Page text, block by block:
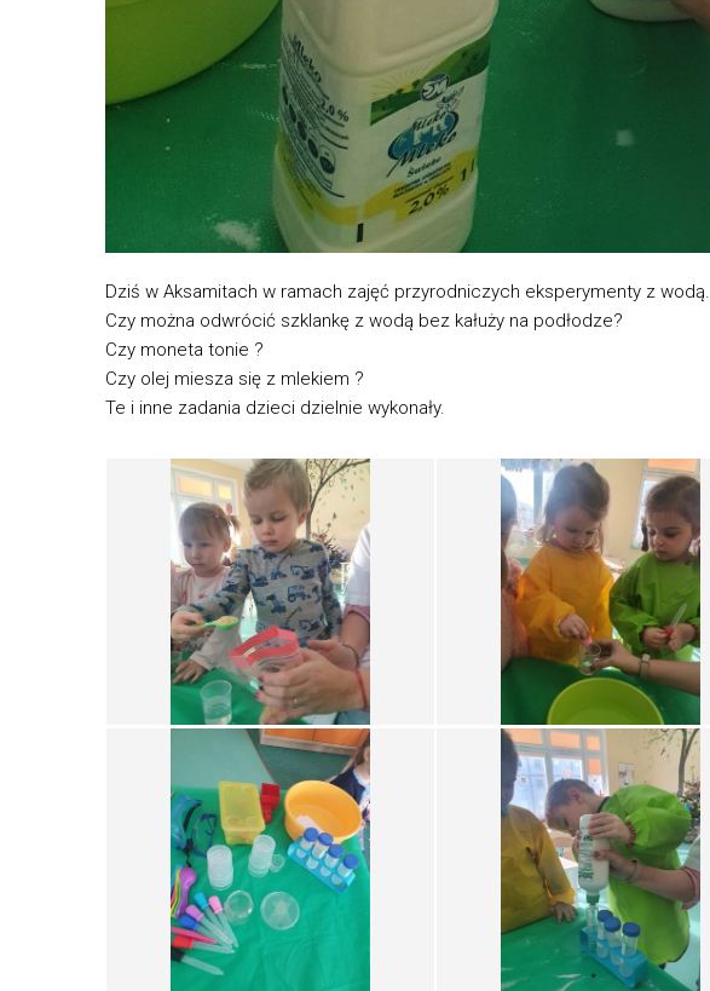
Dziś w Aksamitach w ramach zajęć przyrodniczych eksperymenty z wodą.
Czy można odwrócić szklankę z wodą bez kałuży na podłodze?
Czy moneta tonie ?
Czy olej miesza się z mlekiem ?
Te i inne zadania dzieci dzielnie wykonały.